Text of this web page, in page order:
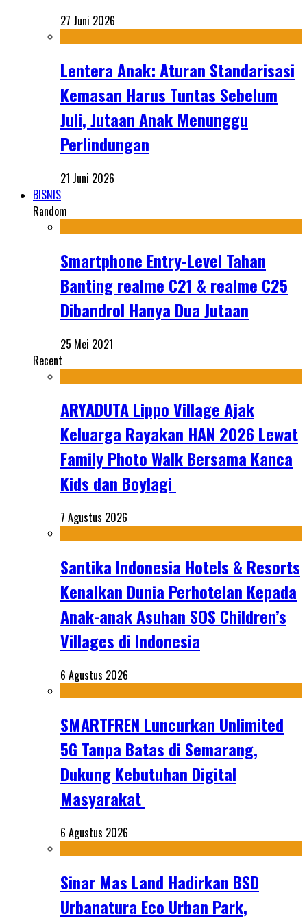
27 Juni 2026
Lentera Anak: Aturan Standarisasi
Kemasan Harus Tuntas Sebelum
Juli, Jutaan Anak Menunggu
Perlindungan
21 Juni 2026
BISNIS
Random
Smartphone Entry-Level Tahan
Banting realme C21 & realme C25
Dibandrol Hanya Dua Jutaan
25 Mei 2021
Recent
ARYADUTA Lippo Village Ajak
Keluarga Rayakan HAN 2026 Lewat
Family Photo Walk Bersama Kanca
Kids dan Boylagi
7 Agustus 2026
Santika Indonesia Hotels & Resorts
Kenalkan Dunia Perhotelan Kepada
Anak-anak Asuhan SOS Children’s
Villages di Indonesia
6 Agustus 2026
SMARTFREN Luncurkan Unlimited
5G Tanpa Batas di Semarang,
Dukung Kebutuhan Digital
Masyarakat
6 Agustus 2026
Sinar Mas Land Hadirkan BSD
Urbanatura Eco Urban Park,